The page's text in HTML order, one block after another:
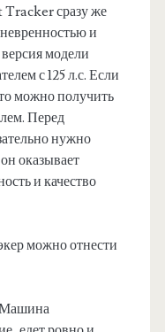
сразу же
и
модели
с 125 л.с. Если
можно получить
Перед
нужно
оказывает
и качество
можно отнести